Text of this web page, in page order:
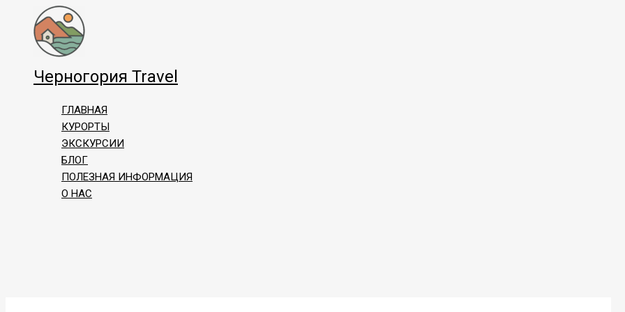
Перейти
содержимому
Черногория Travel
ГЛАВНАЯ
КУРОРТЫ
ЭКСКУРСИИ
БЛОГ
ПОЛЕЗНАЯ ИНФОРМАЦИЯ
О НАС